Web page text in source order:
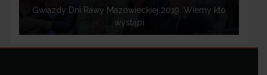
Gwiazdy Dni Rawy Mazowieckiej 2019. Wiemy kto
wystąpi